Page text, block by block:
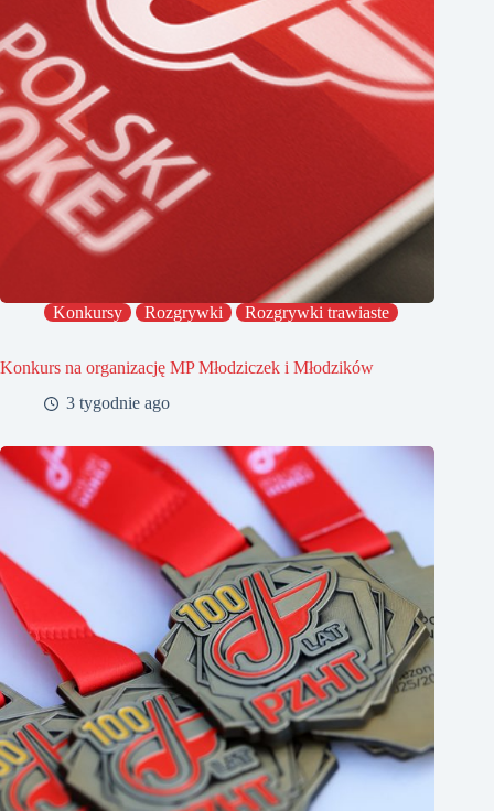
Konkursy Rozgrywki Rozgrywki trawiaste
Konkurs na organizację MP Młodziczek i Młodzików
3 tygodnie ago